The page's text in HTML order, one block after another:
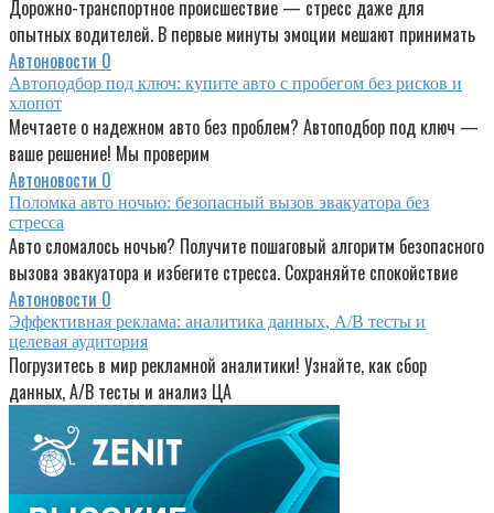
Дорожно-транспортное происшествие — стресс даже для
опытных водителей. В первые минуты эмоции мешают принимать
Автоновости 0
Автоподбор под ключ: купите авто с пробегом без рисков и
хлопот
Мечтаете о надежном авто без проблем? Автоподбор под ключ —
ваше решение! Мы проверим
Автоновости 0
Поломка авто ночью: безопасный вызов эвакуатора без
стресса
Авто сломалось ночью? Получите пошаговый алгоритм безопасного
вызова эвакуатора и избегите стресса. Сохраняйте спокойствие
Автоновости 0
Эффективная реклама: аналитика данных, A/B тесты и
целевая аудитория
Погрузитесь в мир рекламной аналитики! Узнайте, как сбор
данных, A/B тесты и анализ ЦА